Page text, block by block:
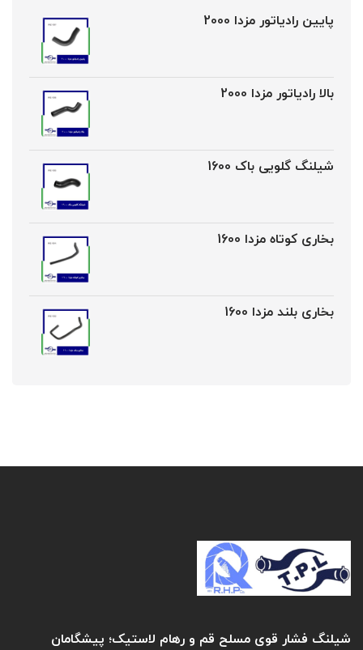
پایین رادیاتور مزدا 2000
بالا رادیاتور مزدا 2000
شیلنگ گلویی باک 1600
بخاری کوتاه مزدا 1600
بخاری بلند مزدا 1600
شیلنگ فشار قوی مسلح قم و رهام لاستیک؛ پیشگامان